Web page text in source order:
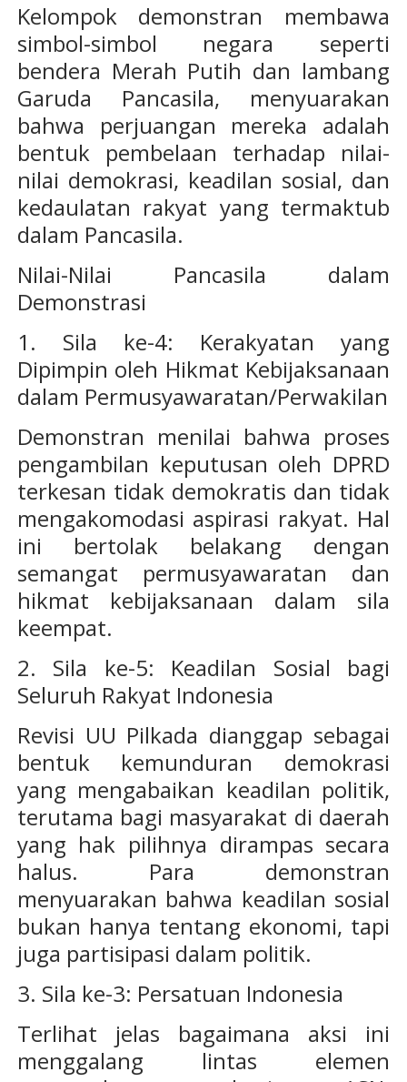
Kelompok demonstran membawa
simbol-simbol negara seperti
bendera Merah Putih dan lambang
Garuda Pancasila, menyuarakan
bahwa perjuangan mereka adalah
bentuk pembelaan terhadap nilai-
nilai demokrasi, keadilan sosial, dan
kedaulatan rakyat yang termaktub
dalam Pancasila.
Nilai-Nilai Pancasila dalam
Demonstrasi
1. Sila ke-4: Kerakyatan yang
Dipimpin oleh Hikmat Kebijaksanaan
dalam Permusyawaratan/Perwakilan
Demonstran menilai bahwa proses
pengambilan keputusan oleh DPRD
terkesan tidak demokratis dan tidak
mengakomodasi aspirasi rakyat. Hal
ini bertolak belakang dengan
semangat permusyawaratan dan
hikmat kebijaksanaan dalam sila
keempat.
2. Sila ke-5: Keadilan Sosial bagi
Seluruh Rakyat Indonesia
Revisi UU Pilkada dianggap sebagai
bentuk kemunduran demokrasi
yang mengabaikan keadilan politik,
terutama bagi masyarakat di daerah
yang hak pilihnya dirampas secara
halus. Para demonstran
menyuarakan bahwa keadilan sosial
bukan hanya tentang ekonomi, tapi
juga partisipasi dalam politik.
3. Sila ke-3: Persatuan Indonesia
Terlihat jelas bagaimana aksi ini
menggalang lintas elemen